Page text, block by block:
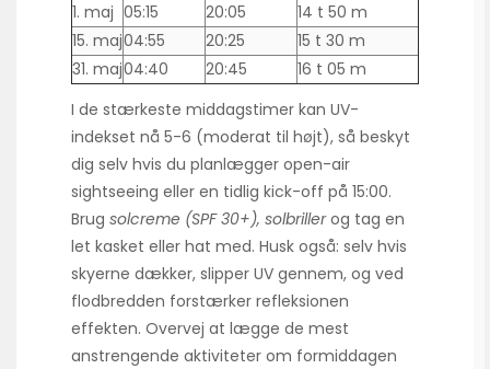
1. maj 05:15 20:05
14 t 50 m
15. maj04:55 20:25
15 t 30 m
31. maj04:40 20:45
16 t 05 m
I de stærkeste middagstimer kan UV-
indekset nå 5-6 (moderat til højt), så beskyt
dig selv hvis du planlægger open-air
sightseeing eller en tidlig kick-off på 15:00.
Brug solcreme (SPF 30+), solbrillerog tag en
let kasket eller hat med. Husk også: selv hvis
skyerne dækker, slipper UV gennem, og ved
flodbredden forstærker refleksionen
effekten. Overvej at lægge de mest
anstrengende aktiviteter om formiddagen